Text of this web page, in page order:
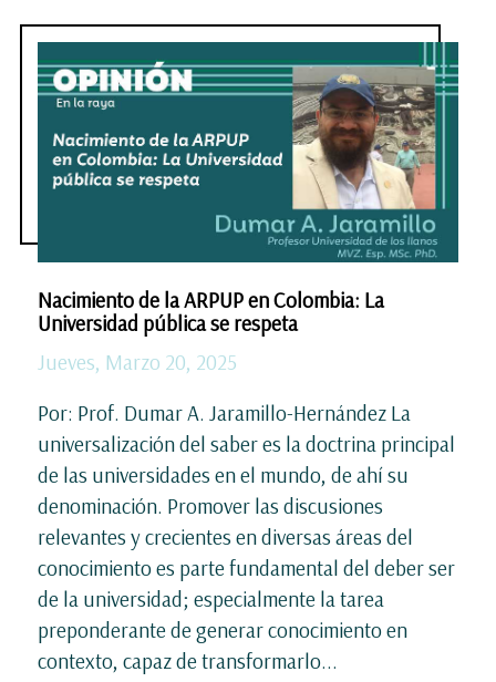
Nacimiento de la ARPUP en Colombia: La
Universidad pública se respeta
Jueves, Marzo 20, 2025
Por: Prof. Dumar A. Jaramillo-Hernández La
universalización del saber es la doctrina principal
de las universidades en el mundo, de ahí su
denominación. Promover las discusiones
relevantes y crecientes en diversas áreas del
conocimiento es parte fundamental del deber ser
de la universidad; especialmente la tarea
preponderante de generar conocimiento en
contexto, capaz de transformarlo...